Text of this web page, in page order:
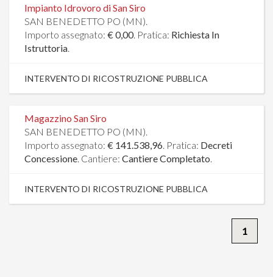
Impianto Idrovoro di San Siro
SAN BENEDETTO PO (MN).
Importo assegnato: € 0,00. Pratica: Richiesta In
Istruttoria.
INTERVENTO DI RICOSTRUZIONE PUBBLICA
Magazzino San Siro
SAN BENEDETTO PO (MN).
Importo assegnato: € 141.538,96. Pratica: Decreti
Concessione. Cantiere: Cantiere Completato.
INTERVENTO DI RICOSTRUZIONE PUBBLICA
1